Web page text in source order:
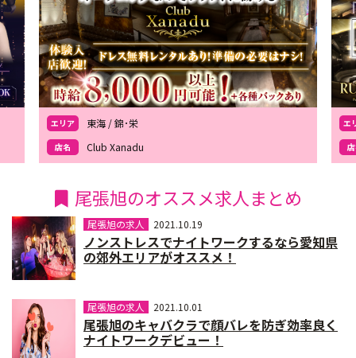
エリア 東海 / 錦･栄
店名 Club Xanadu
エ
尾張旭のオススメ求人まとめ
尾張旭の求人 2021.10.19
ノンストレスでナイトワークするなら愛知県
の郊外エリアがオススメ！
尾張旭の求人 2021.10.01
尾張旭のキャバクラで顔バレを防ぎ効率良く
ナイトワークデビュー！